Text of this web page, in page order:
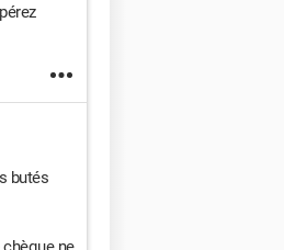
butés